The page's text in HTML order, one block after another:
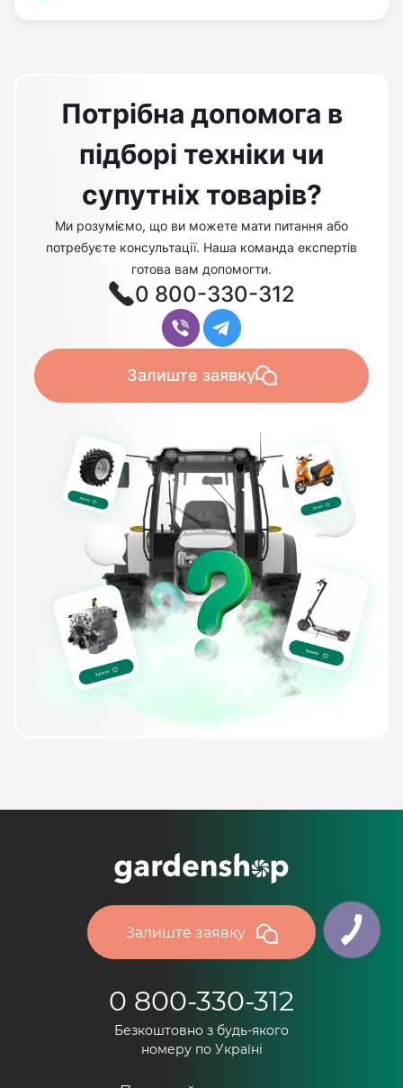
Потрібна допомога в
підборі техніки чи
супутніх товарів?
Ми розуміємо, що ви можете мати питання або
потребуєте консультації. Наша команда експертів
готова вам допомогти.
0 800-330-312
Залиште заявку
Залиште заявку
0 800-330-312
Безкоштовно з будь-якого
номеру по Україні